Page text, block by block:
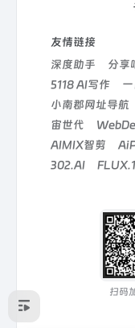
友情链接
深度助手
分享
5118 AI写作
小南郡网址导航
宙世代
AIMIX智剪
302.AI
扫码